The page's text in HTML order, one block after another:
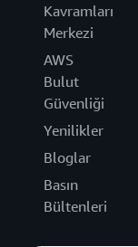
Kavramları
Merkezi
AWS
Bulut
Güvenliği
Yenilikler
Bloglar
Basın
Bültenleri